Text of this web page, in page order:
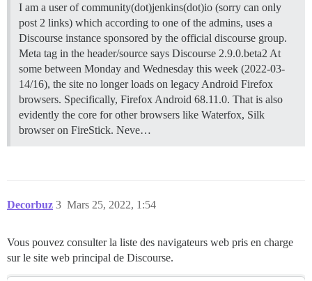
I am a user of community(dot)jenkins(dot)io (sorry can only
post 2 links) which according to one of the admins, uses a
Discourse instance sponsored by the official discourse group.
Meta tag in the header/source says Discourse 2.9.0.beta2 At
some between Monday and Wednesday this week (2022-03-
14/16), the site no longer loads on legacy Android Firefox
browsers. Specifically, Firefox Android 68.11.0. That is also
evidently the core for other browsers like Waterfox, Silk
browser on FireStick. Neve…
Decorbuz Mars 25, 2022, 1:54
3
Vous pouvez consulter la liste des navigateurs web pris en charge
sur le site web principal de Discourse.